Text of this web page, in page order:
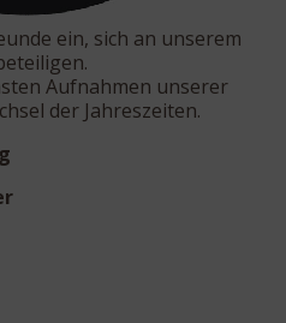
ein, sich an unserem
Aufnahmen unserer
der Jahreszeiten.